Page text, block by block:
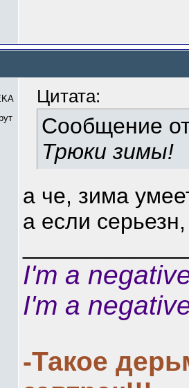
Цитата:
Сообщение
Трюки зимы!
а че, зима
а если
I'm a
I'm a
-Такое